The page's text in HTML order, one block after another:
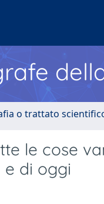
o trattato
le cose
di oggi